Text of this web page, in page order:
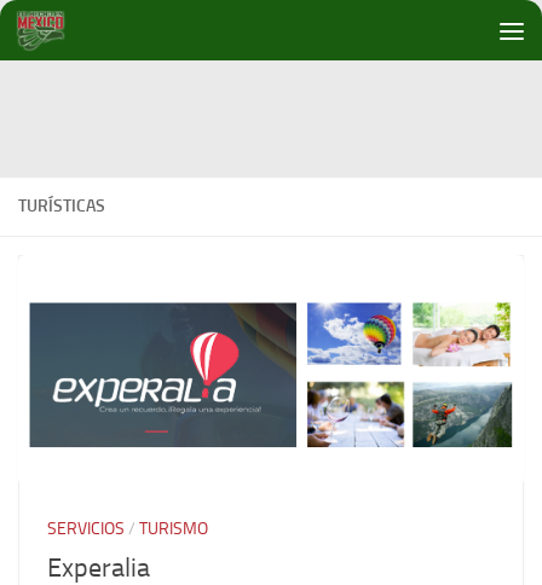
Debajo del contenido
TURÍSTICAS
SERVICIOS / TURISMO
Experalia